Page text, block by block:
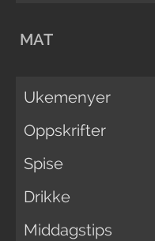
MAT
Ukemenyer
Oppskrifter
Spise
Drikke
Middagstips